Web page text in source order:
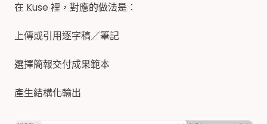
在 Kuse 裡，對應的做法是：
上傳或引用逐字稿／筆記
選擇簡報交付成果範本
產生結構化輸出